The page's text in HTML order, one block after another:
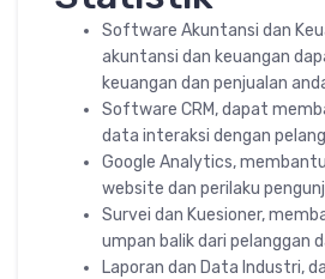
Software Akuntansi dan
akuntansi dan keuangan
keuangan dan penjualan
Software CRM, dapat
data interaksi dengan
Google Analytics,
website dan perilaku
Survei dan Kuesioner,
umpan balik dari pelanggan
Laporan dan Data Industri,